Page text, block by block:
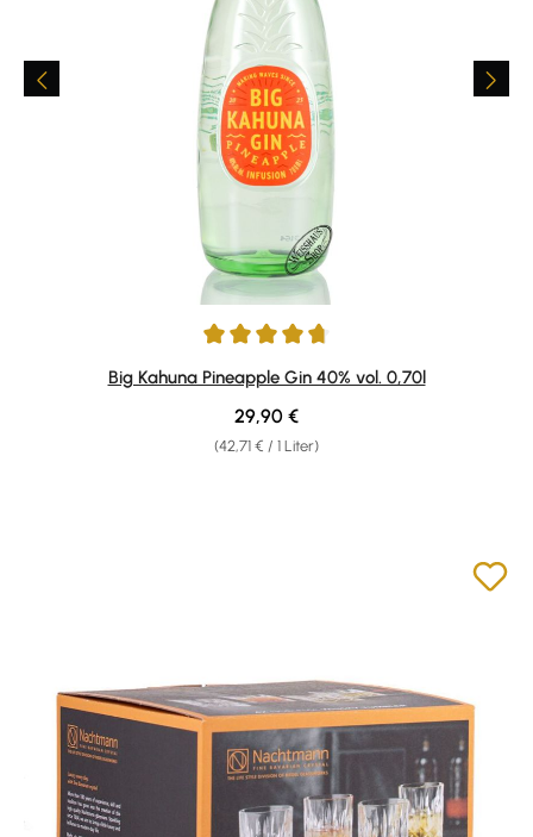
Durchschnittliche Bewertung von 4.75 von 5 Sternen
Big Kahuna Pineapple Gin 40% vol. 0,70l
(42,71 € / 1 Liter)
Regulärer Preis:
29,90 €